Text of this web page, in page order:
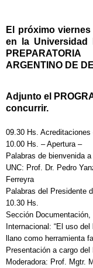
El próximo
en la Universidad
ARGENTINO DE
Adjunto el
concurrir.
09.30 Hs.
10.00 Hs. – Apertura –
Palabras de bienvenida
UNC: Prof. Dr. Pedro
Ferreyra
Palabras del Presidente
10.30 Hs.
Sección
Internacional: “El uso del
llano como herramienta
Presentación a cargo
Moderadora: Prof. Mgtr.